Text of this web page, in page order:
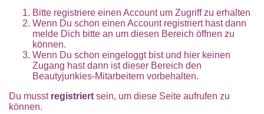
Bitte registriere einen Account um Zugriff zu erhalten
Wenn Du schon einen Account registriert hast dann
melde Dich bitte an um diesen Bereich öffnen zu
können.
Wenn Du schon eingeloggt bist und hier keinen
Zugang hast dann ist dieser Bereich den
Beautyjunkies-Mitarbeitern vorbehalten.
Du musst registriert sein, um diese Seite aufrufen zu
können.